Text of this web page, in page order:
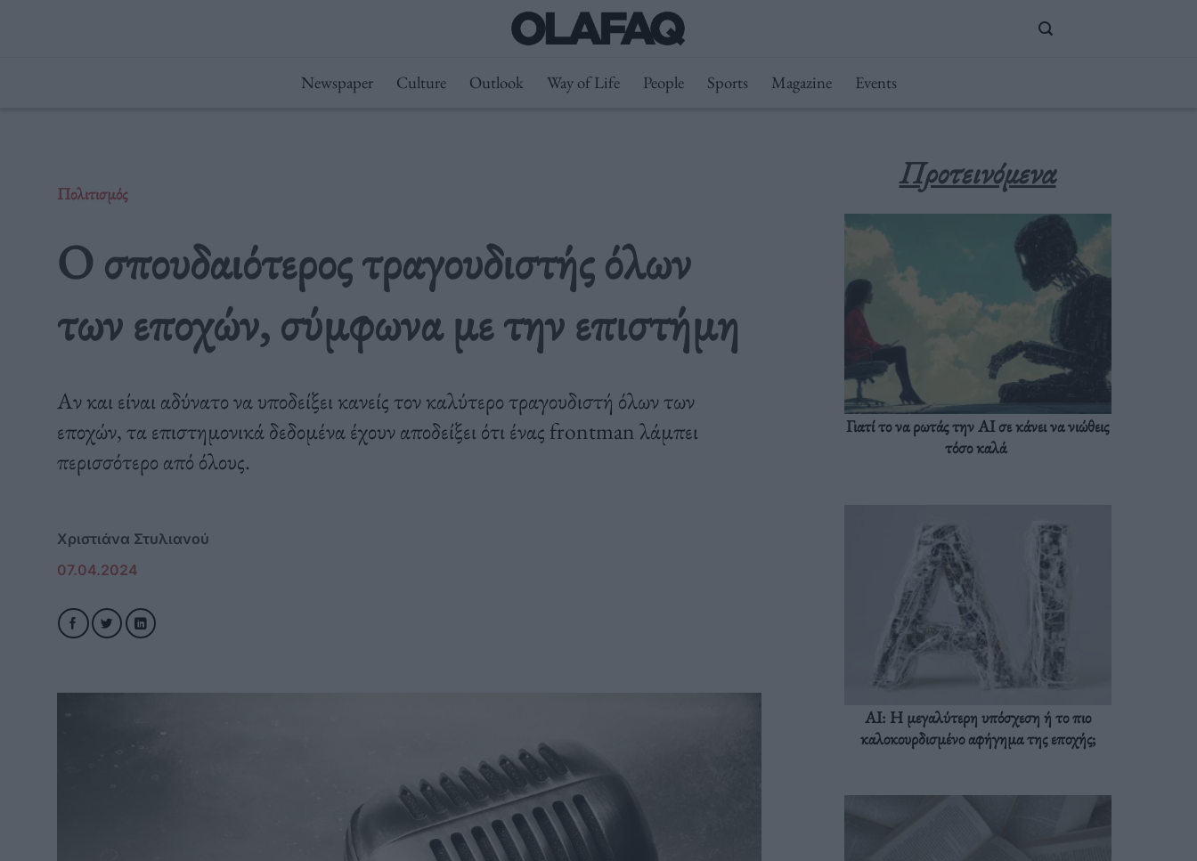
Newspaper Culture Outlook Way of Life People Sports Magazine Events
Πολιτισμός
Ο σπουδαιότερος τραγουδιστής όλων
των εποχών, σύμφωνα με την επιστήμη
Αν και είναι αδύνατο να υποδείξει κανείς τον καλύτερο τραγουδιστή όλων των
εποχών, τα επιστημονικά δεδομένα έχουν αποδείξει ότι ένας frontman λάμπει
περισσότερο από όλους.
Χριστιάνα Στυλιανού
07.04.2024
Προτεινόμενα
Γιατί το να ρωτάς την AI σε κάνει να νιώθεις
τόσο καλά
AI: Η μεγαλύτερη υπόσχεση ή το πιο
καλοκουρδισμένο αφήγημα της εποχής;